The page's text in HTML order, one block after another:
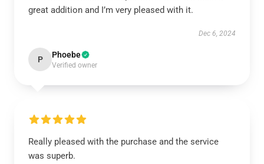
great addition and I’m very pleased with it.
Dec 6, 2024
P Phoebe
Verified owner
Really pleased with the purchase and the service
was superb.